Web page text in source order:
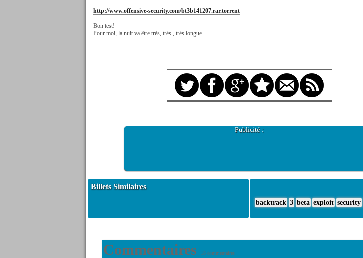
http://www.offensive-security.com/bt3b141207.rar.torrent
Bon test!
Pour moi, la nuit va être très, très , très longue....
Publicité :
Billets Similaires
backtrack 3 beta exploit security
Commentaires 18 commentaires